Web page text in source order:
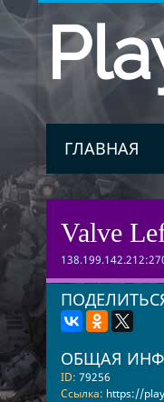
ГЛАВНАЯ
Valve
ОБЩАЯ
ID: 79256
Ссылка: https://